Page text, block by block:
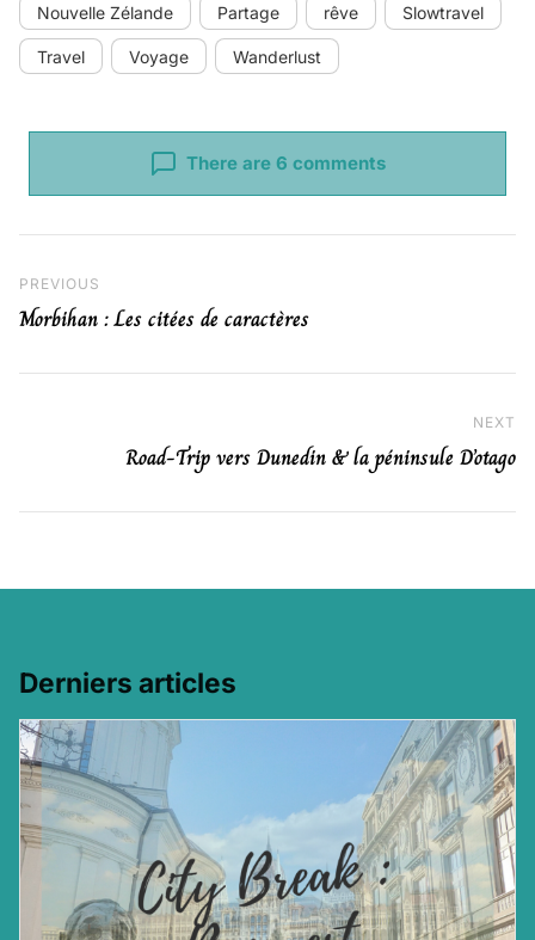
Nouvelle Zélande Partage rêve Slowtravel
Travel Voyage Wanderlust
There are 6 comments
Previous Post
PREVIOUS
Morbihan : Les citées de caractères
NEXT
Road-Trip vers Dunedin & la péninsule D’otago
Derniers articles